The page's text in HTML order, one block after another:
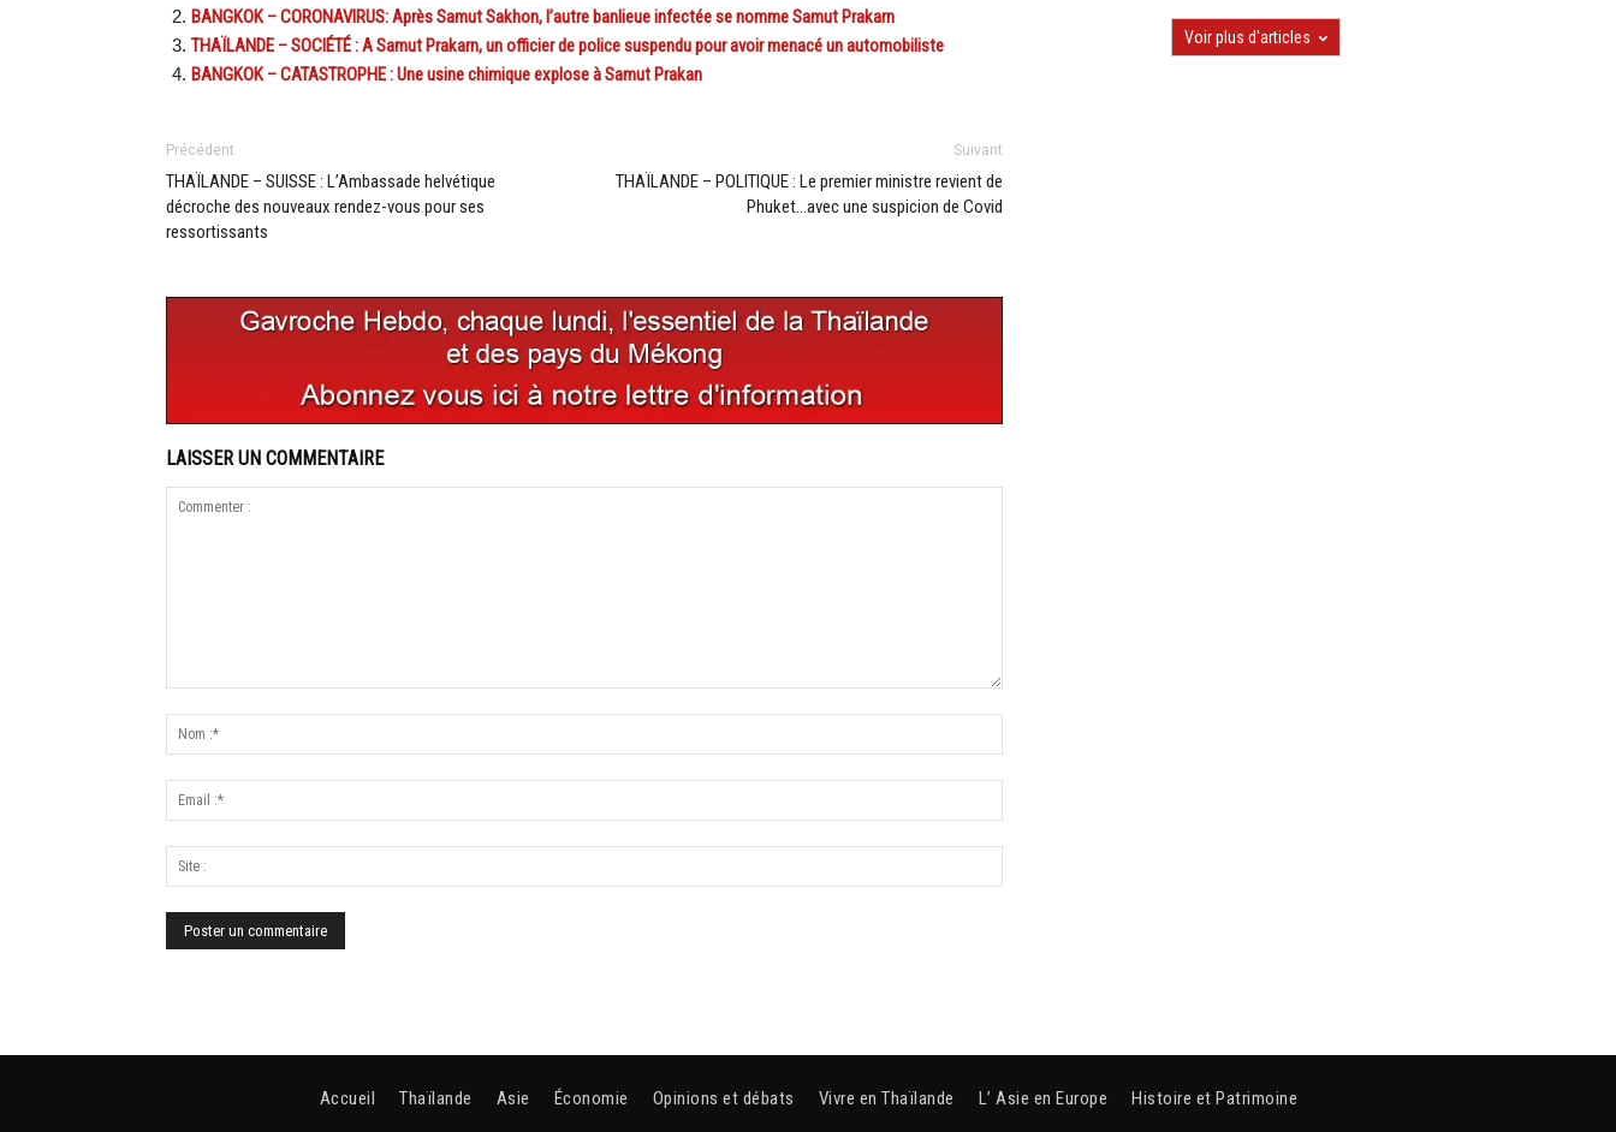
BANGKOK – CORONAVIRUS: Après Samut Sakhon, l’autre banlieue infectée se nomme Samut Prakarn
THAÏLANDE – SOCIÉTÉ : A Samut Prakarn, un officier de police suspendu pour avoir menacé un automobiliste
BANGKOK – CATASTROPHE : Une usine chimique explose à Samut Prakan
Précédent
THAÏLANDE – SUISSE : L’Ambassade helvétique
décroche des nouveaux rendez-vous pour ses
ressortissants
Suivant
THAÏLANDE – POLITIQUE : Le premier ministre revient de
Phuket…avec une suspicion de Covid
LAISSER UN COMMENTAIRE
Voir plus d'articles
Accueil Thaïlande Asie Économie Opinions et débats Vivre en Thaïlande L’ Asie en Europe Histoire et Patrimoine